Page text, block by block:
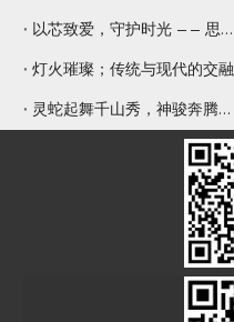
以芯致爱，守护时光 —— 思威特致敬母亲节
灯火璀璨；传统与现代的交融
灵蛇起舞千山秀，神骏奔腾九野新